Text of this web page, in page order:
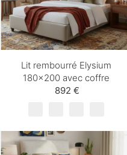
Lit rembourré Elysium
180×200 avec coffre
892 €